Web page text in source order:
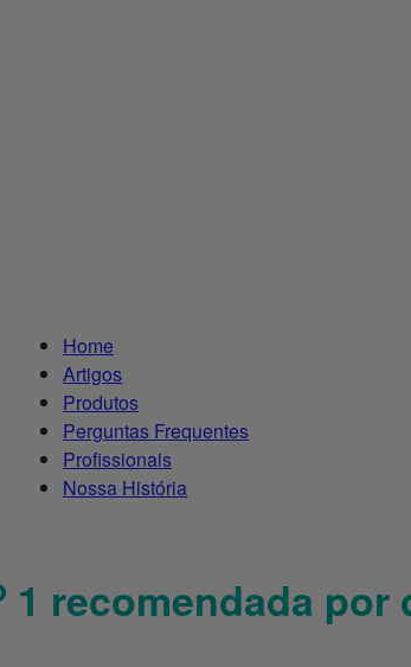
Home
Artigos
Produtos
Perguntas Frequentes
Profissionais
Nossa História
1 recomendada por